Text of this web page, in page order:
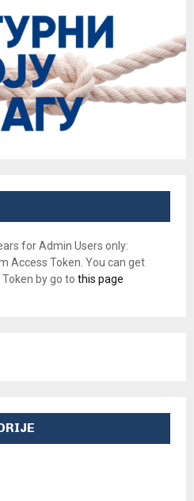
for Admin Users only:
Access Token. You can get
by go to this page